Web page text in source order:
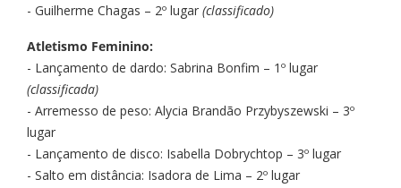
- Guilherme Chagas – 2º lugar (classificado)
Atletismo Feminino:
- Lançamento de dardo: Sabrina Bonfim – 1º lugar
(classificada)
- Arremesso de peso: Alycia Brandão Przybyszewski – 3º
lugar
- Lançamento de disco: Isabella Dobrychtop – 3º lugar
- Salto em distância: Isadora de Lima – 2º lugar